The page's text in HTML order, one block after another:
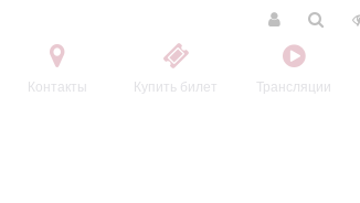
Контакты Купить билет Трансляции